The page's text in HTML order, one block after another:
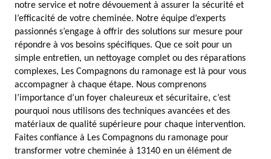
notre service et notre dévouement à assurer la sécurité et
l’efficacité de votre cheminée. Notre équipe d’experts
passionnés s’engage à offrir des solutions sur mesure pour
répondre à vos besoins spécifiques. Que ce soit pour un
simple entretien, un nettoyage complet ou des réparations
complexes, Les Compagnons du ramonage est là pour vous
accompagner à chaque étape. Nous comprenons
l’importance d’un foyer chaleureux et sécuritaire, c’est
pourquoi nous utilisons des techniques avancées et des
matériaux de qualité supérieure pour chaque intervention.
Faites confiance à Les Compagnons du ramonage pour
transformer votre cheminée à 13140 en un élément de